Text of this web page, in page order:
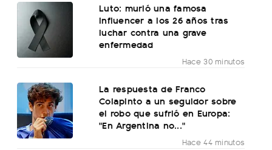
Luto: murió una famosa
influencer a los 26 años tras
luchar contra una grave
enfermedad
Hace 30 minutos
La respuesta de Franco
Colapinto a un seguidor sobre
el robo que sufrió en Europa:
"En Argentina no..."
Hace 44 minutos